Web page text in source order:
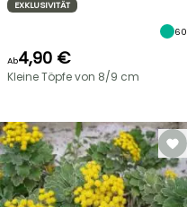
EXKLUSIVITÄT
60
Ab4,90 €
Kleine Töpfe von 8/9 cm